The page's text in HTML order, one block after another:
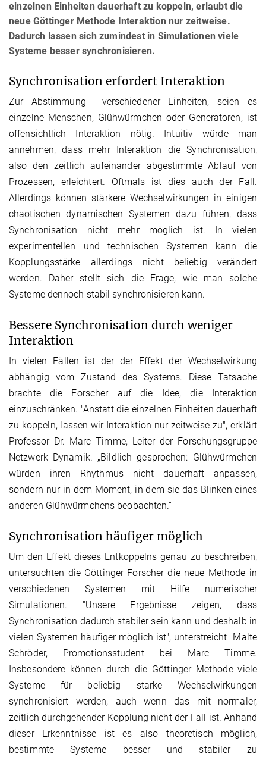
einzelnen Einheiten dauerhaft zu koppeln, erlaubt die
neue Göttinger Methode Interaktion nur zeitweise.
Dadurch lassen sich zumindest in Simulationen viele
Systeme besser synchronisieren.
Synchronisation erfordert Interaktion
Zur Abstimmung verschiedener Einheiten, seien es
einzelne Menschen, Glühwürmchen oder Generatoren, ist
offensichtlich Interaktion nötig. Intuitiv würde man
annehmen, dass mehr Interaktion die Synchronisation,
also den zeitlich aufeinander abgestimmte Ablauf von
Prozessen, erleichtert. Oftmals ist dies auch der Fall.
Allerdings können stärkere Wechselwirkungen in einigen
chaotischen dynamischen Systemen dazu führen, dass
Synchronisation nicht mehr möglich ist. In vielen
experimentellen und technischen Systemen kann die
Kopplungsstärke allerdings nicht beliebig verändert
werden. Daher stellt sich die Frage, wie man solche
Systeme dennoch stabil synchronisieren kann.
Bessere Synchronisation durch weniger
Interaktion
In vielen Fällen ist der der Effekt der Wechselwirkung
abhängig vom Zustand des Systems. Diese Tatsache
brachte die Forscher auf die Idee, die Interaktion
einzuschränken. "Anstatt die einzelnen Einheiten dauerhaft
zu koppeln, lassen wir Interaktion nur zeitweise zu", erklärt
Professor Dr. Marc Timme, Leiter der Forschungsgruppe
Netzwerk Dynamik. „Bildlich gesprochen: Glühwürmchen
würden ihren Rhythmus nicht dauerhaft anpassen,
sondern nur in dem Moment, in dem sie das Blinken eines
anderen Glühwürmchens beobachten.“
Synchronisation häufiger möglich
Um den Effekt dieses Entkoppelns genau zu beschreiben,
untersuchten die Göttinger Forscher die neue Methode in
verschiedenen Systemen mit Hilfe numerischer
Simulationen. "Unsere Ergebnisse zeigen, dass
Synchronisation dadurch stabiler sein kann und deshalb in
vielen Systemen häufiger möglich ist", unterstreicht Malte
Schröder, Promotionsstudent bei Marc Timme.
Insbesondere können durch die Göttinger Methode viele
Systeme für beliebig starke Wechselwirkungen
synchronisiert werden, auch wenn das mit normaler,
zeitlich durchgehender Kopplung nicht der Fall ist. Anhand
dieser Erkenntnisse ist es also theoretisch möglich,
bestimmte Systeme besser und stabiler zu